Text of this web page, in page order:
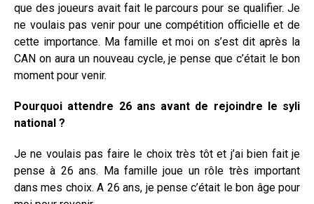
que des joueurs avait fait le parcours pour se qualifier. Je
ne voulais pas venir pour une compétition officielle et de
cette importance. Ma famille et moi on s’est dit après la
CAN on aura un nouveau cycle, je pense que c’était le bon
moment pour venir.
Pourquoi attendre 26 ans avant de rejoindre le syli
national ?
Je ne voulais pas faire le choix très tôt et j’ai bien fait je
pense à 26 ans. Ma famille joue un rôle très important
dans mes choix. A 26 ans, je pense c’était le bon âge pour